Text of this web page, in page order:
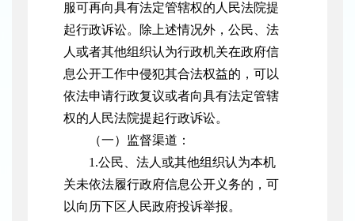
服可再向具有法定管辖权的人民法院提
起行政诉讼。除上述情况外，公民、法
人或者其他组织认为行政机关在政府信
息公开工作中侵犯其合法权益的，可以
依法申请行政复议或者向具有法定管辖
权的人民法院提起行政诉讼。
（一）监督渠道：
1.公民、法人或其他组织认为本机
关未依法履行政府信息公开义务的，可
以向历下区人民政府投诉举报。